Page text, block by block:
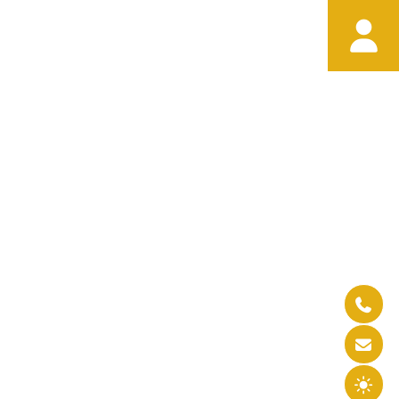



